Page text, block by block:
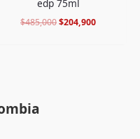
edp 75ml
$485,000$204,900